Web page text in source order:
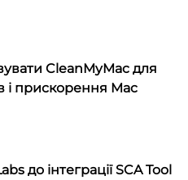
CleanMyMac для
і прискорення Mac
до інтеграції SCA Tool